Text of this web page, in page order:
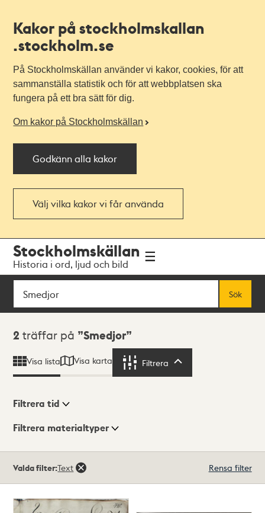
Kakor på stockholmskallan
.stockholm.se
På Stockholmskällan använder vi kakor, cookies, för att
sammanställa statistik och för att webbplatsen ska
fungera på ett bra sätt för dig.
Om kakor på Stockholmskällan
Godkänn alla kakor
Välj vilka kakor vi får använda
navigationen
huvudinnehållet
Stockholmskällan
Historia i ord, ljud och bild
Sök
Sök
Sökresultat
2 träffar på Smedjor
Visa lista Visa karta Filtrera
Visningsläge
Filtrera tid
Filtrera materialtyper
träffar
Valda filter:Text Rensa filter